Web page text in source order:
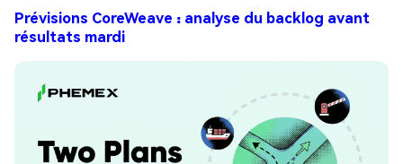
Prévisions CoreWeave : analyse du backlog avant
résultats mardi